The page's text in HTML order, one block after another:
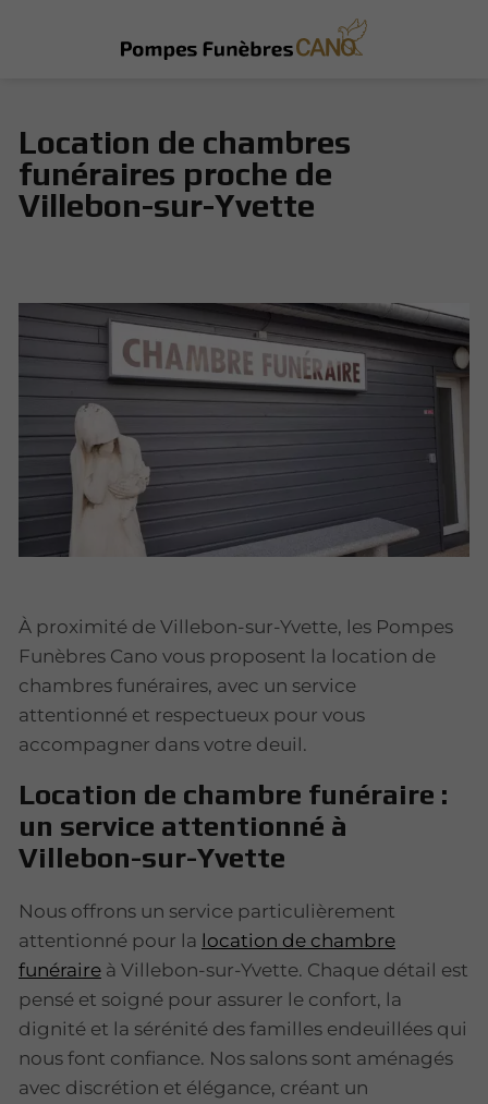
Location de chambres
funéraires proche de
Villebon-sur-Yvette
À proximité de Villebon-sur-Yvette, les Pompes
Funèbres Cano vous proposent la location de
chambres funéraires, avec un service
attentionné et respectueux pour vous
accompagner dans votre deuil.
Location de chambre funéraire :
un service attentionné à
Villebon-sur-Yvette
Nous offrons un service particulièrement
attentionné pour la location de chambre
funéraire à Villebon-sur-Yvette. Chaque détail est
pensé et soigné pour assurer le confort, la
dignité et la sérénité des familles endeuillées qui
nous font confiance. Nos salons sont aménagés
avec discrétion et élégance, créant un